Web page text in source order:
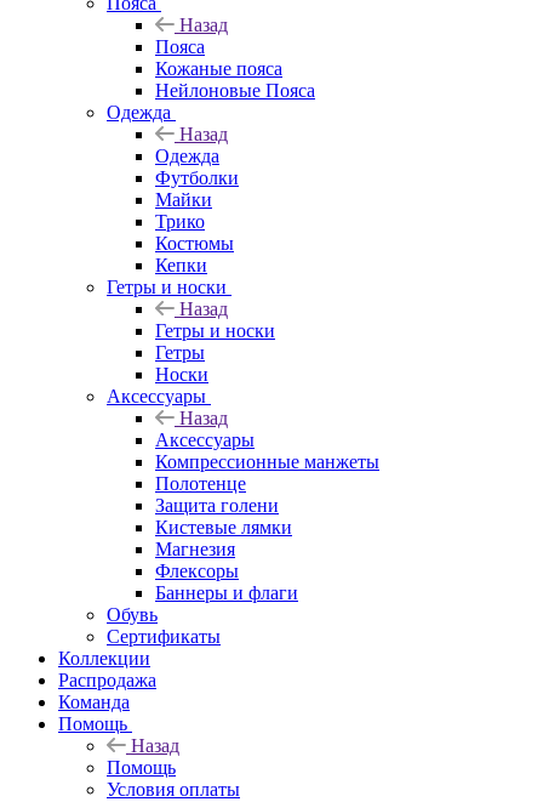
Назад
Пояса
Кожаные пояса
Нейлоновые Пояса
Одежда
Назад
Одежда
Футболки
Майки
Трико
Костюмы
Кепки
Гетры и носки
Назад
Гетры и носки
Гетры
Носки
Аксессуары
Назад
Аксессуары
Компрессионные манжеты
Полотенце
Защита голени
Кистевые лямки
Магнезия
Флексоры
Баннеры и флаги
Обувь
Сертификаты
Коллекции
Распродажа
Команда
Помощь
Назад
Помощь
Условия оплаты